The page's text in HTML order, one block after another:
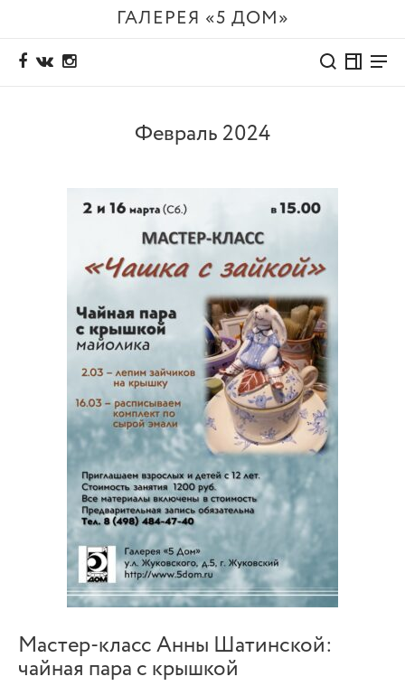
ГАЛЕРЕЯ «5 ДОМ»
Февраль 2024
Мастер-класс Анны Шатинской:
чайная пара с крышкой